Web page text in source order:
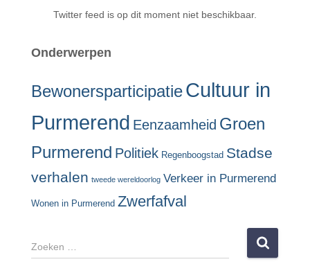
Twitter feed is op dit moment niet beschikbaar.
Onderwerpen
BewonersparticipatieCultuur in
Purmerend Eenzaamheid Groen
Purmerend Politiek Regenboogstad Stadse
verhalen tweede wereldoorlog Verkeer in Purmerend
Wonen in Purmerend Zwerfafval
Z
o